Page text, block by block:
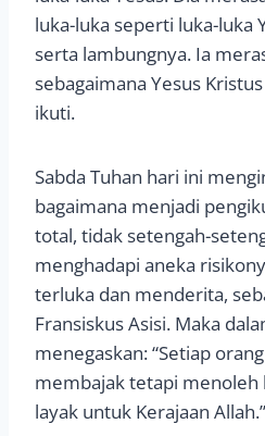
luka-luka seperti luka-luka
serta lambungnya. Ia
sebagaimana Yesus
ikuti.
Sabda Tuhan hari ini
bagaimana menjadi
total, tidak setengah-
menghadapi aneka
terluka dan menderita,
Fransiskus Asisi. Maka
menegaskan: “Setiap
membajak tetapi menoleh
layak untuk Kerajaan Allah.”